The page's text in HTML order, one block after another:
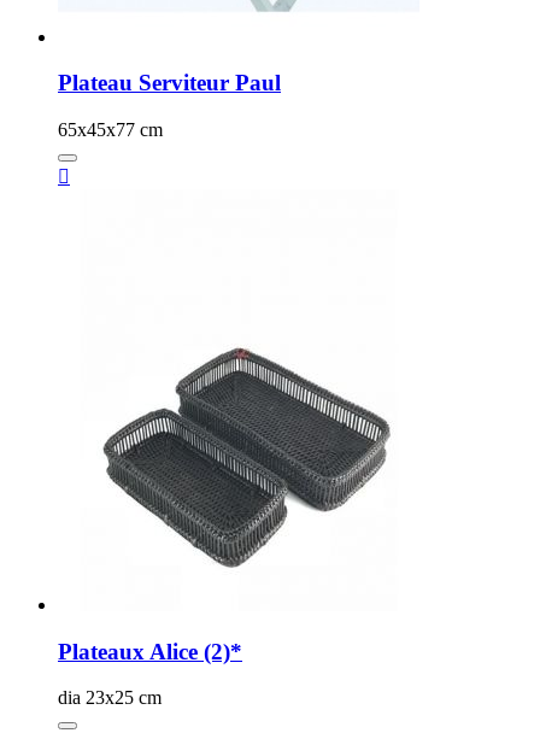
Plateau Serviteur Paul
65x45x77 cm

Plateaux Alice (2)*
dia 23x25 cm